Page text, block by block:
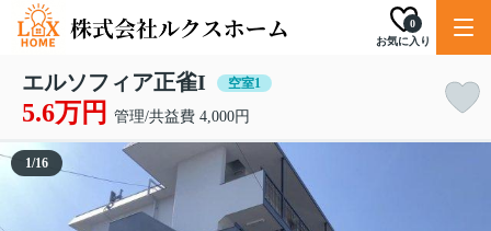
お気に入り
0
エルソフィア正雀I 空室1
5.6万円 管理/共益費 4,000円
1/16